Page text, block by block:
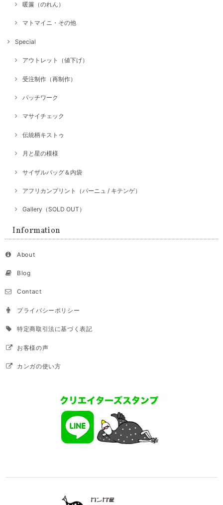
暖簾（のれん）
マトマイニ・その他
Special
アウトレット（値下げ）
受注制作（再制作）
パッチワーク
マサイチェック
伝統柄キストゥ
月と星の模様
サイザルバッグ＆内袋
アフリカンプリント（パーニュ / キテンゲ）
Gallery（SOLD OUT）
Information
About
Blog
Contact
プライバシーポリシー
特定商取引法に基づく表記
お客様の声
カンガの使い方